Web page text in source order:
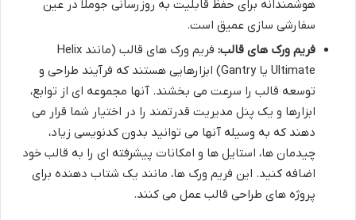
هوشمندانه برای حفظ قابلیت به روزرسانی جوملا در عین
سفارشی سازی عمیق است.
فریم ورک های قالب:
فریم ورک های قالب (مانند Helix
Ultimate یا Gantry) ابزارهایی هستند که فرآیند طراحی و
توسعه قالب را سرعت می بخشند. آنها مجموعه ای از توابع،
ابزارها و یک پنل مدیریت قدرتمند را در اختیار شما قرار می
دهند که به وسیله آنها می توانید بدون کدنویسی زیاد،
چیدمان ها، استایل ها و امکانات پیشرفته ای را به قالب خود
اضافه کنید. این فریم ورک ها، مانند یک شتاب دهنده برای
پروژه های طراحی قالب عمل می کنند.